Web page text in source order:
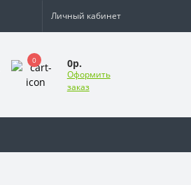
Личный кабинет
0 0р.
Оформить
заказ